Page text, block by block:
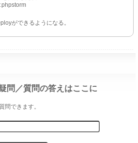
ができるようになる。
問／質問の答えはここに
問できます。